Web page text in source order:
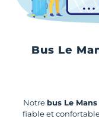
Bus Le
Notre bus Le
fiable et